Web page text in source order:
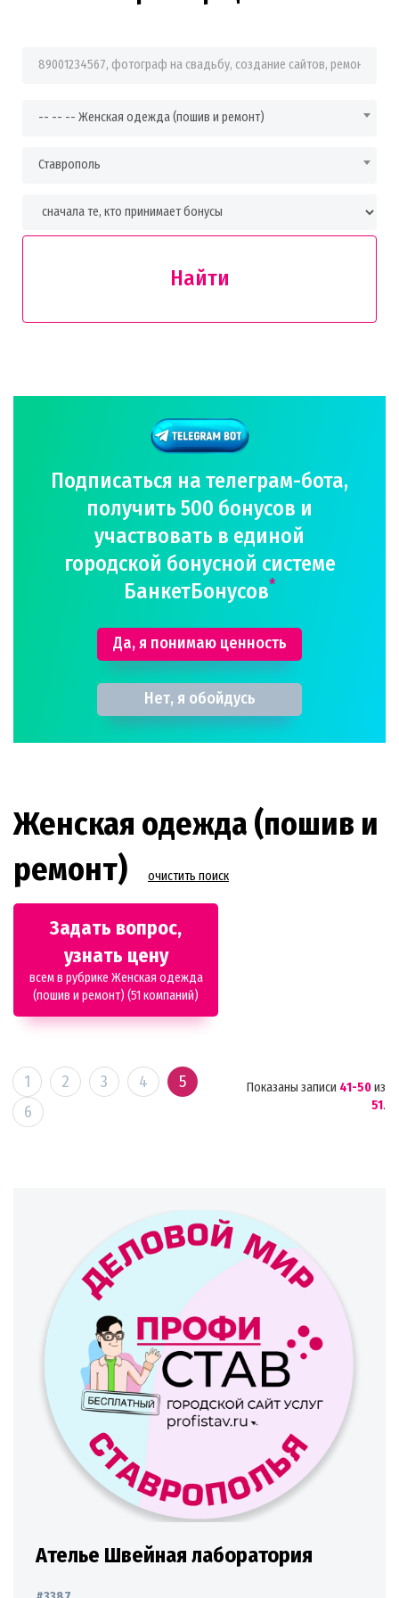
Фраза для поиска
-- -- -- Женская одежда (пошив и ремонт)
Ставрополь
Найти
Подписаться на телеграм-бота,
получить 500 бонусов и
участвовать в единой
городской бонусной системе
БанкетБонусов*
Да, я понимаю ценность
Нет, я обойдусь
Женская одежда (пошив и
ремонт)
очистить поиск
Задать вопрос,
узнать цену
всем в рубрике Женская одежда
(пошив и ремонт) (51 компаний)
1 2 3 4
5
6
Показаны записи 41-50из
51.
Ателье Швейная лаборатория